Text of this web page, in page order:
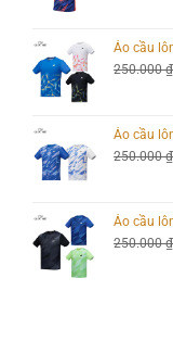
Áo cầu
250.000₫
Áo cầu
250.000₫
Áo cầu
250.000₫